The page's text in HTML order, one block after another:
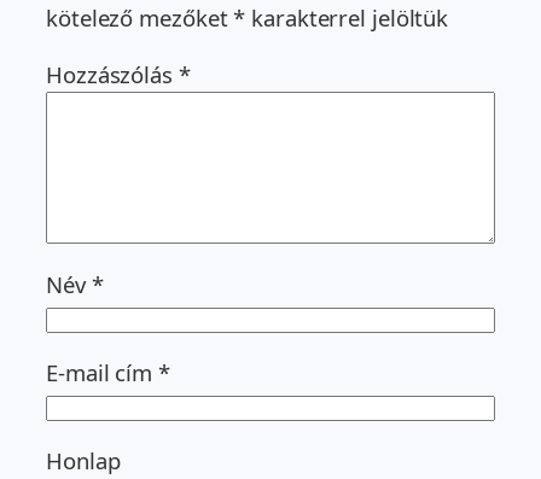
kötelező mezőket* karakterrel jelöltük
Hozzászólás *
Név*
E-mail cím *
Honlap